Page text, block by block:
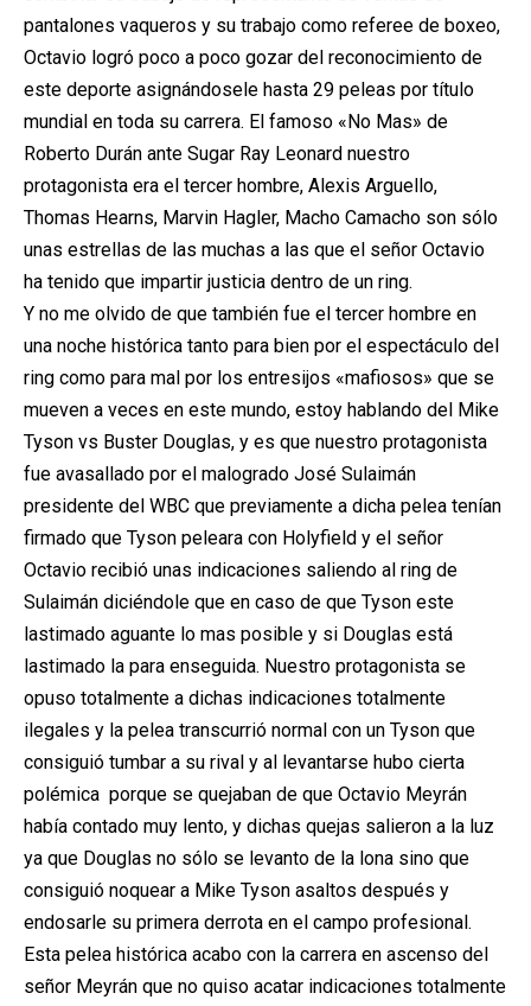
pantalones vaqueros y su trabajo como referee de boxeo,
Octavio logró poco a poco gozar del reconocimiento de
este deporte asignándosele hasta 29 peleas por título
mundial en toda su carrera. El famoso «No Mas» de
Roberto Durán ante Sugar Ray Leonard nuestro
protagonista era el tercer hombre, Alexis Arguello,
Thomas Hearns, Marvin Hagler, Macho Camacho son sólo
unas estrellas de las muchas a las que el señor Octavio
ha tenido que impartir justicia dentro de un ring.
Y no me olvido de que también fue el tercer hombre en
una noche histórica tanto para bien por el espectáculo del
ring como para mal por los entresijos «mafiosos» que se
mueven a veces en este mundo, estoy hablando del Mike
Tyson vs Buster Douglas, y es que nuestro protagonista
fue avasallado por el malogrado José Sulaimán
presidente del WBC que previamente a dicha pelea tenían
firmado que Tyson peleara con Holyfield y el señor
Octavio recibió unas indicaciones saliendo al ring de
Sulaimán diciéndole que en caso de que Tyson este
lastimado aguante lo mas posible y si Douglas está
lastimado la para enseguida. Nuestro protagonista se
opuso totalmente a dichas indicaciones totalmente
ilegales y la pelea transcurrió normal con un Tyson que
consiguió tumbar a su rival y al levantarse hubo cierta
polémica porque se quejaban de que Octavio Meyrán
había contado muy lento, y dichas quejas salieron a la luz
ya que Douglas no sólo se levanto de la lona sino que
consiguió noquear a Mike Tyson asaltos después y
endosarle su primera derrota en el campo profesional.
Esta pelea histórica acabo con la carrera en ascenso del
señor Meyrán que no quiso acatar indicaciones totalmente